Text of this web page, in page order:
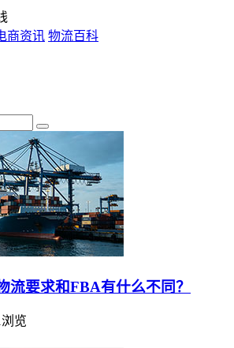
商资讯 物流百科
流要求和FBA有什么不同？
览